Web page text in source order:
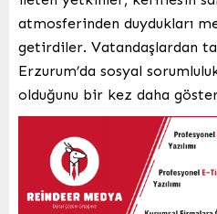
atmosferinden duydukları
getirdiler. Vatandaşlardan
Erzurum’da sosyal
olduğunu bir kez daha